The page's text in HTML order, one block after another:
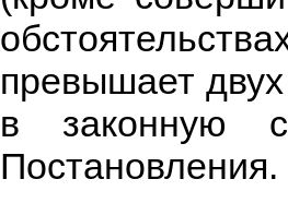
превышает
в законную
Постановления.